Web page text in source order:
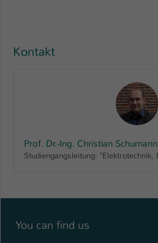
Kontakt
Prof. Dr.-Ing. Christian Schumann
You can find us